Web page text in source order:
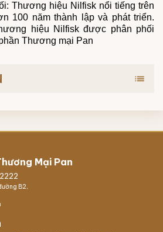
Thương hiệu Nilfisk nổi tiếng trên
100 năm thành lập và phát triển.
hiệu Nilfisk được phân phối
Thương mại Pan
list
Mại Pan
B2,